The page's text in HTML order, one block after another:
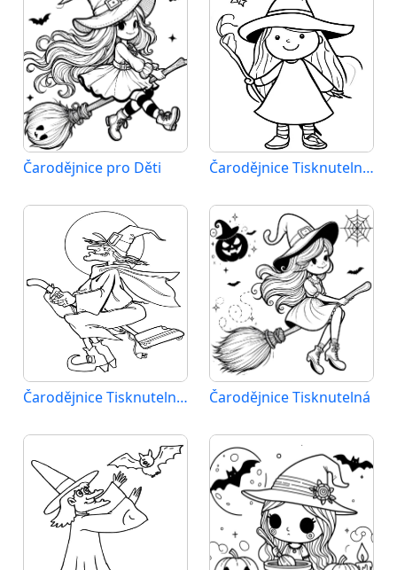
Čarodějnice pro Děti Čarodějnice Tisknutelná pro Děti
Čarodějnice Tisknutelná Zdarma Čarodějnice Tisknutelná